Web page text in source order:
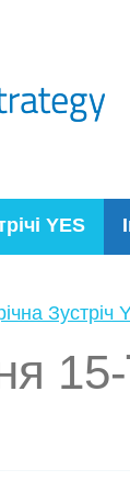
YES
Зустріч